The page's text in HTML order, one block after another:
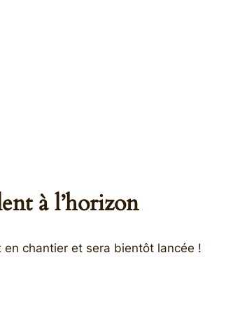
à l’horizon
en chantier et sera bientôt lancée !